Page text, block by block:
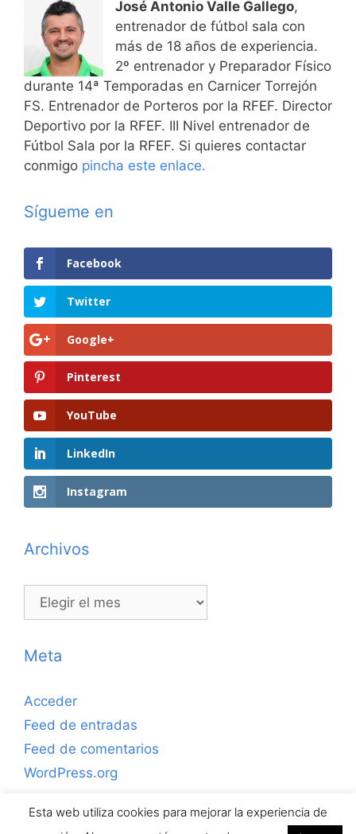
José Antonio Valle Gallego,
entrenador de fútbol sala con
más de 18 años de experiencia.
2º entrenador y Preparador Físico
durante 14ª Temporadas en Carnicer Torrejón
FS. Entrenador de Porteros por la RFEF. Director
Deportivo por la RFEF. III Nivel entrenador de
Fútbol Sala por la RFEF. Si quieres contactar
conmigo pincha este enlace.
Sígueme en
Facebook
Twitter
Google+
Pinterest
YouTube
LinkedIn
Instagram
Archivos
Archivos
Meta
Acceder
Feed de entradas
Feed de comentarios
WordPress.org
Esta web utiliza cookies para mejorar la experiencia de